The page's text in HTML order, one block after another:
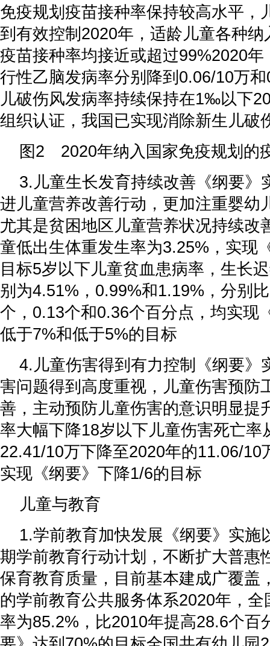
免疫规划疫苗接种率保持较高水平，
到有效控制2020年，适龄儿童各种
疫苗接种率均接近或超过99%2020
行性乙脑发病率分别降到0.06/10万
儿破伤风发病率持续保持在1‰以下
组织认证，我国已实现消除新生儿破
图2 2020年纳入国家免疫规划的
3.儿童生长发育持续改善《纲要》
进儿童营养改善行动，更加注重婴幼
尤其是贫困地区儿童营养状况持续改
童低出生体重发生率为3.25%，实现
目标5岁以下儿童贫血患病率，生长
别为4.51%，0.99%和1.19%，分别
个，0.13个和0.36个百分点，均实现
低于7%和低于5%的目标
4.儿童伤害得到有力控制《纲要》
害问题得到高度重视，儿童伤害预防
善，主动预防儿童伤害的意识明显提
率大幅下降18岁以下儿童伤害死亡率
22.41/10万下降至2020年的11.06/10
实现《纲要》下降1/6的目标
儿童与教育
1.学前教育加快发展《纲要》实施
期学前教育行动计划，不断扩大普惠
保育教育质量，目前基本建成广覆盖
的学前教育公共服务体系2020年，
率为85.2%，比2010年提高28.6个百